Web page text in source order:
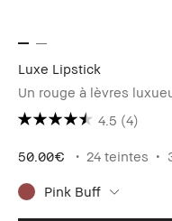
Luxe Lipstick
Un rouge à lèvres
4.5 (4)
50.00€ 24 teintes
Pink Buff